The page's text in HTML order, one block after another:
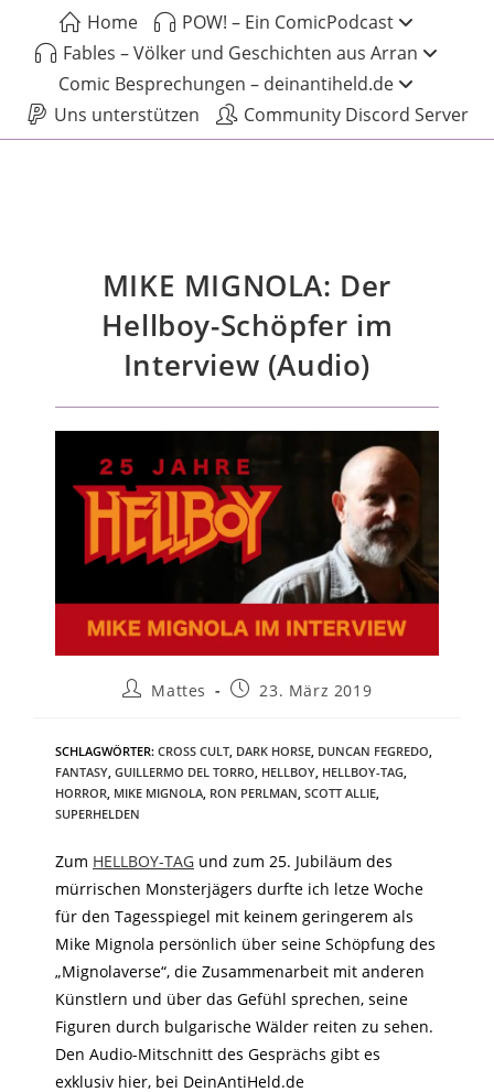
Home
POW! – Ein ComicPodcast
Fables – Völker und Geschichten aus Arran
Comic Besprechungen – deinantiheld.de
Uns unterstützen
Community Discord Server
MIKE MIGNOLA: Der
Hellboy-Schöpfer im
Interview (Audio)
Mattes 23. März 2019
SCHLAGWÖRTER: CROSS CULT DARK HORSE DUNCAN FEGREDO
FANTASY GUILLERMO DEL TORRO HELLBOY HELLBOY-TAG
HORROR MIKE MIGNOLA RON PERLMAN SCOTT ALLIE
SUPERHELDEN
Zum HELLBOY-TAG und zum 25. Jubiläum des
mürrischen Monsterjägers durfte ich letze Woche
für den Tagesspiegel mit keinem geringerem als
Mike Mignola persönlich über seine Schöpfung des
„Mignolaverse“, die Zusammenarbeit mit anderen
Künstlern und über das Gefühl sprechen, seine
Figuren durch bulgarische Wälder reiten zu sehen.
Den Audio-Mitschnitt des Gesprächs gibt es
exklusiv hier, bei DeinAntiHeld.de